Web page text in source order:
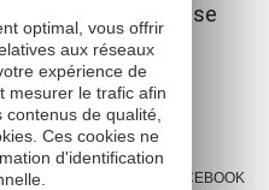
où les animaux se
et attendent
attentions.
MESSENGER FACEBOOK
optimal, vous offrir
aux réseaux
expérience de
mesurer le trafic afin
de qualité,
Ces cookies ne
d'identification